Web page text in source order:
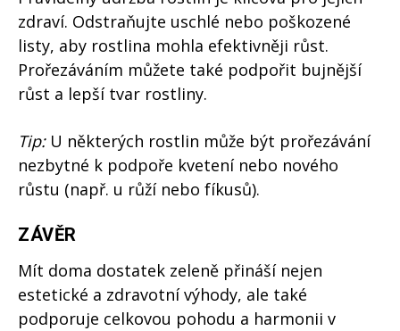
zdraví. Odstraňujte uschlé nebo poškozené
listy, aby rostlina mohla efektivněji růst.
Prořezáváním můžete také podpořit bujnější
růst a lepší tvar rostliny.
Tip:U některých rostlin může být prořezávání
nezbytné k podpoře kvetení nebo nového
růstu (např. u růží nebo fíkusů).
ZÁVĚR
Mít doma dostatek zeleně přináší nejen
estetické a zdravotní výhody, ale také
podporuje celkovou pohodu a harmonii v